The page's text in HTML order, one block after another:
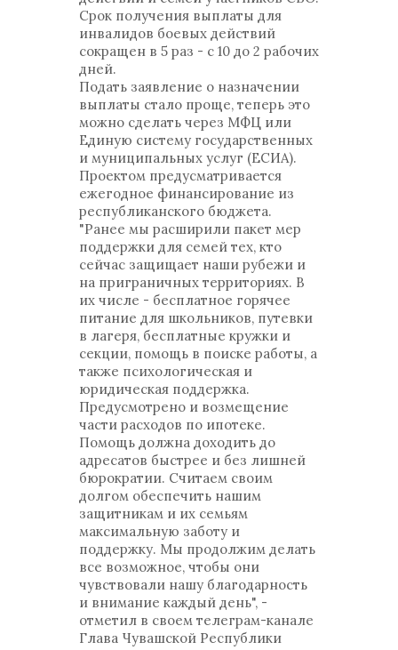
Срок получения выплаты для
инвалидов боевых действий
сокращен в 5 раз - с 10 до 2 рабочих
дней.
Подать заявление о назначении
выплаты стало проще, теперь это
можно сделать через МФЦ или
Единую систему государственных
и муниципальных услуг (ЕСИА).
Проектом предусматривается
ежегодное финансирование из
республиканского бюджета.
"Ранее мы расширили пакет мер
поддержки для семей тех, кто
сейчас защищает наши рубежи и
на приграничных территориях. В
их числе - бесплатное горячее
питание для школьников, путевки
в лагеря, бесплатные кружки и
секции, помощь в поиске работы, а
также психологическая и
юридическая поддержка.
Предусмотрено и возмещение
части расходов по ипотеке.
Помощь должна доходить до
адресатов быстрее и без лишней
бюрократии. Считаем своим
долгом обеспечить нашим
защитникам и их семьям
максимальную заботу и
поддержку. Мы продолжим делать
все возможное, чтобы они
чувствовали нашу благодарность
и внимание каждый день", -
отметил в своем телеграм-канале
Глава Чувашской Республики